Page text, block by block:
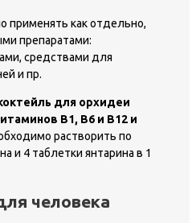
применять как отдельно,
препаратами:
средствами для
и пр.
для орхидеи
B1, B6 и B12 и
растворить по
и 4 таблетки янтарина в 1
человека